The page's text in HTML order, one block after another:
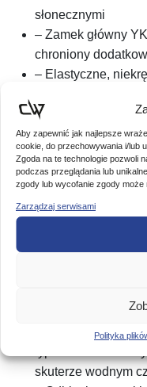
Aby zapewnić jak najlepsze
cookie, do przechowywania i/lub
Zgoda na te technologie pozwoli
podczas przeglądania lub
zgody lub wycofanie zgody może
Zarządzaj serwisami
Polityka
słonecznymi
– Zamek główny
chroniony
– Elastyczne,
– Dodatkowo
z elastycznej gumy
– Wzmocnienie z
na pośladkach
najbardziej
– Rozpinana i
zamek YKK®
większego obuwia.
– 5 pojemnych
VISLON® z
– Plastikowe
skuterze wodnym